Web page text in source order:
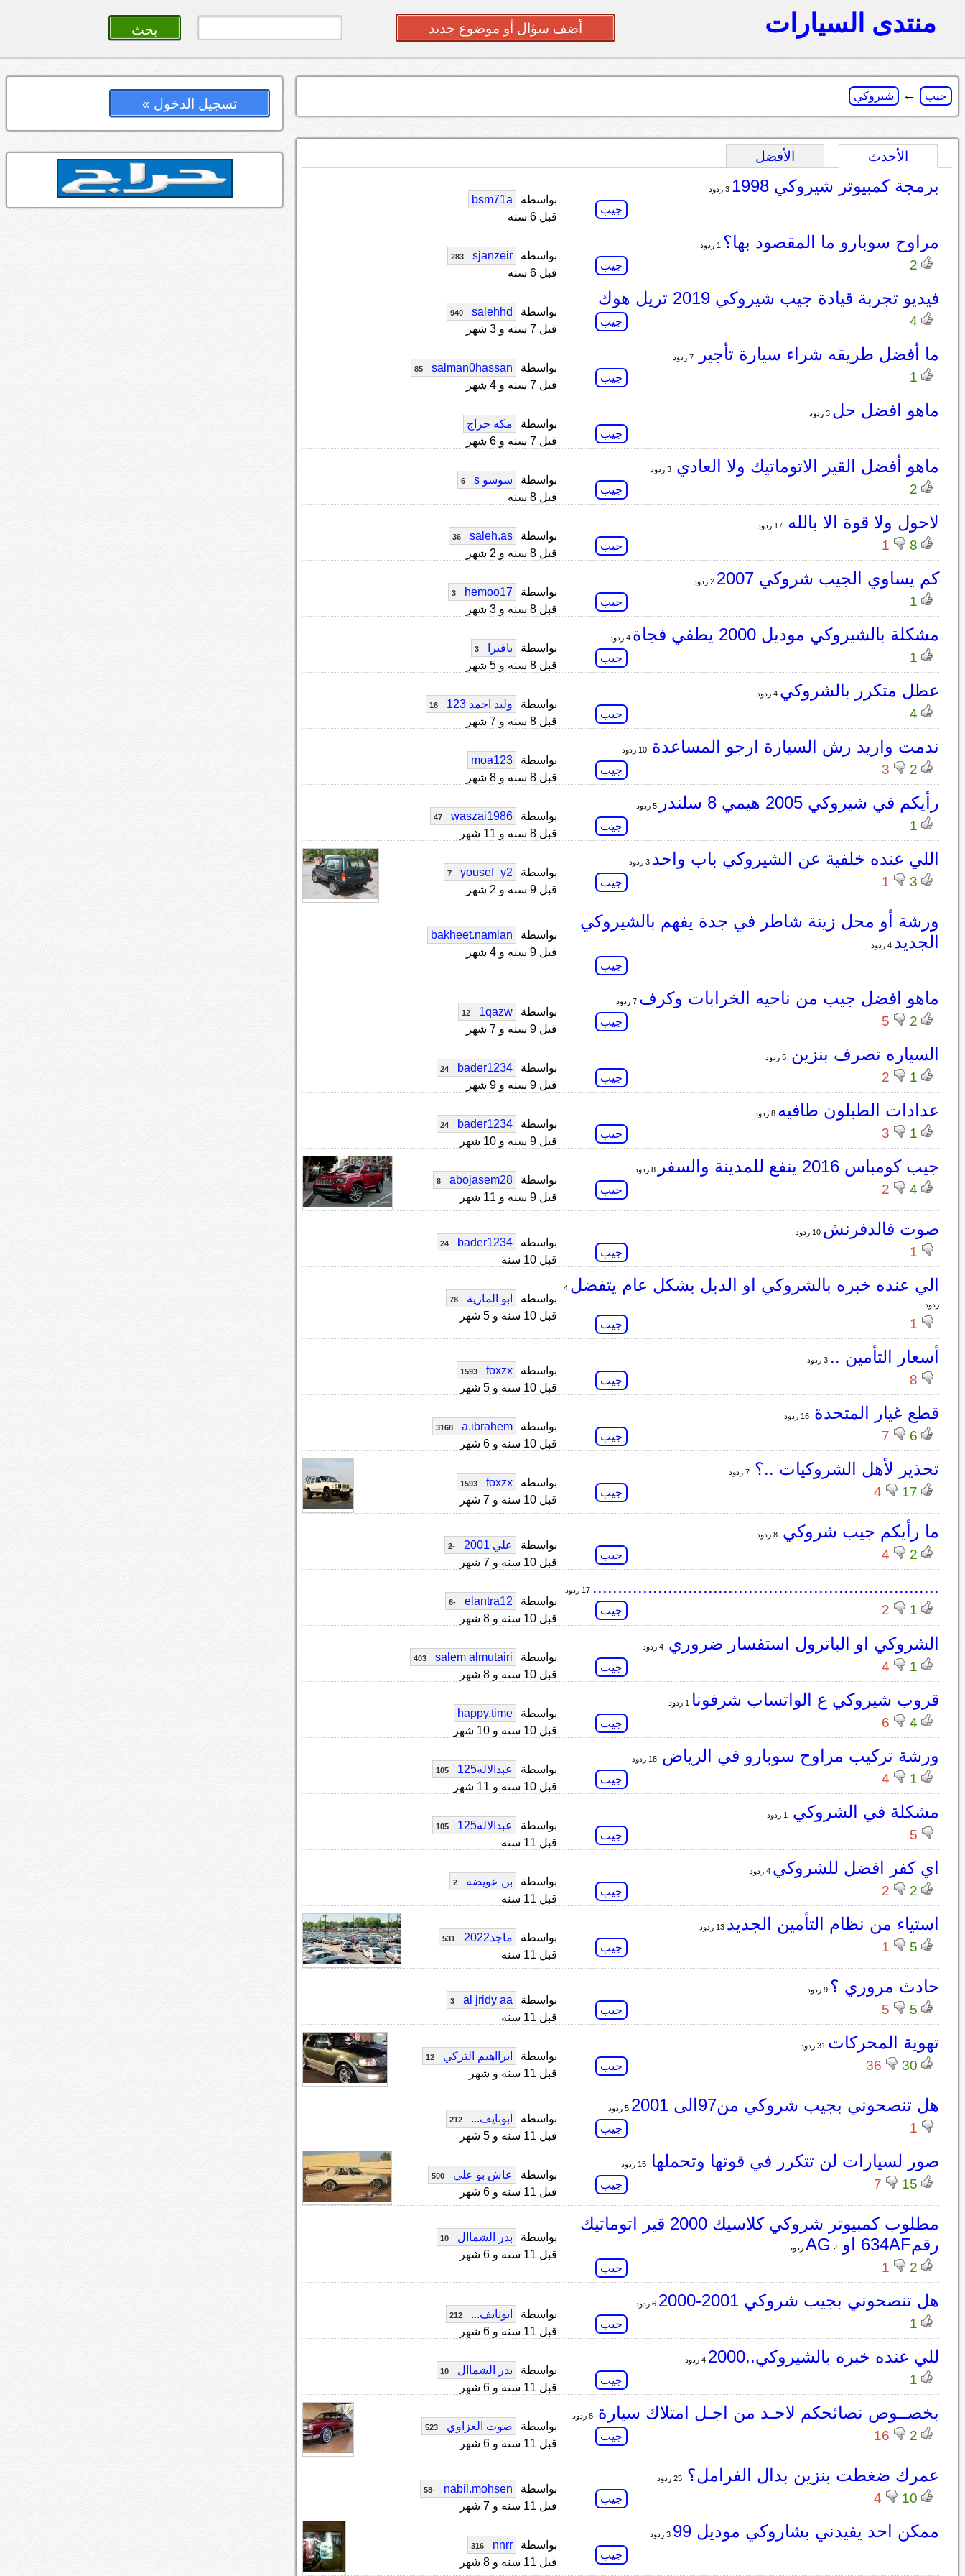
منتدى السيارات أضف سؤال أو موضوع جديد
جيب ← شيروكي
الأحدث الأفضل
برمجة كمبيوتر شيروكي 1998 3 ردود
جيب
بواسطة
bsm71a
قبل 6 سنه
مراوح سوبارو ما المقصود بها؟
2 جيب
بواسطة sjanzeir
283
قبل 6 سنه
فيديو تجربة قيادة جيب شيروكي 2019 تريل هوك
4 جيب
بواسطة salehhd
940
قبل 7 سنه و 3 شهر
ما أفضل طريقه شراء سيارة تأجير7 ردود
1 جيب
بواسطة salman0hassan
85
قبل 7 سنه و 4 شهر
ماهو افضل حل 3 ردود
جيب
بواسطة
مكه حراج
قبل 7 سنه و 6 شهر
ماهو أفضل القير الاتوماتيك ولا العادي3 ردود
2 جيب
بواسطة سوسو s 6
قبل 8 سنه
لاحول ولا قوة الا بالله17 ردود
8
1 جيب
بواسطة saleh.as
36
قبل 8 سنه و 2 شهر
كم يساوي الجيب شروكي 2007 2 ردود
1 جيب
بواسطة hemoo17
3
قبل 8 سنه و 3 شهر
مشكلة بالشيروكي موديل 2000 يطفي فجاة 4 ردود
1 جيب
بواسطة باقيرا 3
قبل 8 سنه و 5 شهر
عطل متكرر بالشروكي 4 ردود
4 جيب
بواسطة وليد احمد 123 16
قبل 8 سنه و 7 شهر
ندمت واريد رش السيارة ارجو المساعدة10 ردود
2
3 جيب
بواسطة
moa123
قبل 8 سنه و 8 شهر
رأيكم في شيروكي 2005 هيمي 8 سلندر 5 ردود
1 جيب
بواسطة waszai1986
47
قبل 8 سنه و 11 شهر
اللي عنده خلفية عن الشيروكي باب واحد 3 ردود
3
1 جيب
بواسطة yousef_y2
7
قبل 9 سنه و 2 شهر
ورشة أو محل زينة شاطر في جدة يفهم بالشيروكي
الجديد 4 ردود
جيب
بواسطة
bakheet.namlan
قبل 9 سنه و 4 شهر
ماهو افضل جيب من ناحيه الخرابات وكرف 7 ردود
2
5 جيب
بواسطة 1qazw
12
قبل 9 سنه و 7 شهر
السياره تصرف بنزين5 ردود
1
2 جيب
بواسطة bader1234
24
قبل 9 سنه و 9 شهر
عدادات الطبلون طافيه 8 ردود
1
3 جيب
بواسطة bader1234
24
قبل 9 سنه و 10 شهر
جيب كومباس 2016 ينفع للمدينة والسفر 8 ردود
4
2 جيب
بواسطة abojasem28
8
قبل 9 سنه و 11 شهر
صوت فالدفرنش 10 ردود
1 جيب
بواسطة bader1234
24
قبل 10 سنه
الي عنده خبره بالشروكي او الدبل بشكل عام يتفضل 4
ردود
1 جيب
بواسطة ابو المارية 78
قبل 10 سنه و 5 شهر
أسعار التأمين .. 3 ردود
8 جيب
بواسطة foxzx
1593
قبل 10 سنه و 5 شهر
قطع غيار المتحدة16 ردود
6
7 جيب
بواسطة a.ibrahem
3168
قبل 10 سنه و 6 شهر
تحذير لأهل الشروكيات ..؟7 ردود
17
4 جيب
بواسطة foxzx
1593
قبل 10 سنه و 7 شهر
ما رأيكم جيب شروكي8 ردود
2
4 جيب
بواسطة علي 2001 -2
قبل 10 سنه و 7 شهر
..................................................................... 17 ردود
1
2 جيب
بواسطة elantra12
-6
قبل 10 سنه و 8 شهر
الشروكي او الباترول استفسار ضروري4 ردود
1
4 جيب
بواسطة salem almutairi
403
قبل 10 سنه و 8 شهر
قروب شيروكي ع الواتساب شرفونا
4
6 جيب
بواسطة
happy.time
قبل 10 سنه و 10 شهر
ورشة تركيب مراوح سوبارو في الرياض18 ردود
1
4 جيب
بواسطة عبدالاله125 105
قبل 10 سنه و 11 شهر
مشكلة في الشروكي 1 ردود
5 جيب
بواسطة عبدالاله125 105
قبل 11 سنه
اي كفر افضل للشروكي 4 ردود
2
2 جيب
بواسطة بن عويضه 2
قبل 11 سنه
استياء من نظام التأمين الجديد 13 ردود
5
1 جيب
بواسطة ماجد2022 531
قبل 11 سنه
حادث مروري ؟ 9 ردود
5
5 جيب
بواسطة al jridy aa
3
قبل 11 سنه
تهوية المحركات
30
36 جيب
بواسطة ابرااهيم التركي 12
قبل 11 سنه و شهر
هل تنصحوني بجيب شروكي من97الى 2001 5 ردود
1 جيب
بواسطة ابونايف... 212
قبل 11 سنه و 5 شهر
صور لسيارات لن تتكرر في قوتها وتحملها15 ردود
15
7 جيب
بواسطة عاش بو علي 500
قبل 11 سنه و 6 شهر
مطلوب كمبيوتر شروكي كلاسيك 2000 قير اتوماتيك
رقم634AF او AG
2 ردود
2
1 جيب
بواسطة بدر الشماال 10
قبل 11 سنه و 6 شهر
هل تنصحوني بجيب شروكي 2001-2000 6 ردود
1 جيب
بواسطة ابونايف... 212
قبل 11 سنه و 6 شهر
للي عنده خبره بالشيروكي..2000 4 ردود
1 جيب
بواسطة بدر الشماال 10
قبل 11 سنه و 6 شهر
بخصــوص نصائحكم لاحـد من اجـل امتلاك سيارة8 ردود
2
16 جيب
بواسطة صوت العزاوي 523
قبل 11 سنه و 6 شهر
عمرك ضغطت بنزين بدال الفرامل؟25 ردود
10
4 جيب
بواسطة nabil.mohsen
-58
قبل 11 سنه و 7 شهر
ممكن احد يفيدني بشاروكي موديل 99 3 ردود
جيب
بواسطة nnrr
316
قبل 11 سنه و 8 شهر
تسجيل الدخول »